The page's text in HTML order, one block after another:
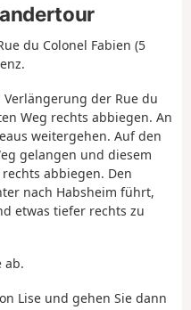
du Colonel Fabien (5
der Rue du
Weg rechts abbiegen. An
weitergehen. Auf den
gelangen und diesem
abbiegen. Den
nach Habsheim führt,
etwas tiefer rechts zu
ab.
Lise und gehen Sie dann